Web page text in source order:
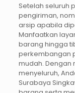
Setelah seluruh
pengiriman,
arsip apabila
Manfaatkan
barang hingga
perkembangan
mudah. Dengan
menyeluruh,
Surabaya